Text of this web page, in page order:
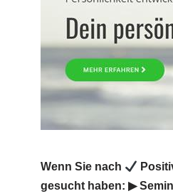
Wenn Sie nach
gesucht haben: ▶︎